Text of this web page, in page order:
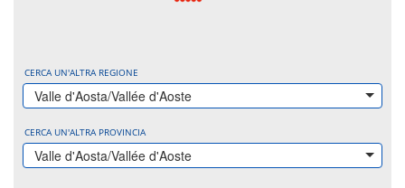
CERCA UN'ALTRA REGIONE
Valle d'Aosta/Vallée d'Aoste
CERCA UN'ALTRA PROVINCIA
Valle d'Aosta/Vallée d'Aoste